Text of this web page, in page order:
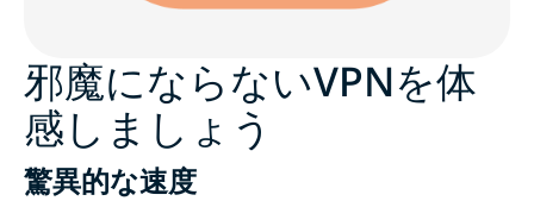
邪魔にならないVPNを体
感しましょう
驚異的な速度